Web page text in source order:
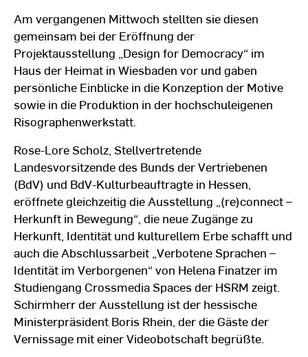
Am vergangenen Mittwoch stellten sie diesen
gemeinsam bei der Eröffnung der
Projektausstellung „Design for Democracy“ im
Haus der Heimat in Wiesbaden vor und gaben
persönliche Einblicke in die Konzeption der Motive
sowie in die Produktion in der hochschuleigenen
Risographenwerkstatt.
Rose-Lore Scholz, Stellvertretende
Landesvorsitzende des Bunds der Vertriebenen
(BdV) und BdV-Kulturbeauftragte in Hessen,
eröffnete gleichzeitig die Ausstellung „(re)connect –
Herkunft in Bewegung“, die neue Zugänge zu
Herkunft, Identität und kulturellem Erbe schafft und
auch die Abschlussarbeit „Verbotene Sprachen –
Identität im Verborgenen“ von Helena Finatzer im
Studiengang Crossmedia Spaces der HSRM zeigt.
Schirmherr der Ausstellung ist der hessische
Ministerpräsident Boris Rhein, der die Gäste der
Vernissage mit einer Videobotschaft begrüßte.